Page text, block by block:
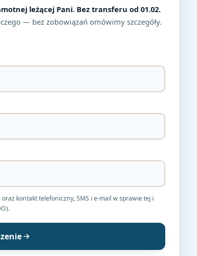
leżącej Pani. Bez transferu od 01.02.
— bez zobowiązań omówimy szczegóły.
kontakt telefoniczny, SMS i e-mail w sprawie tej i